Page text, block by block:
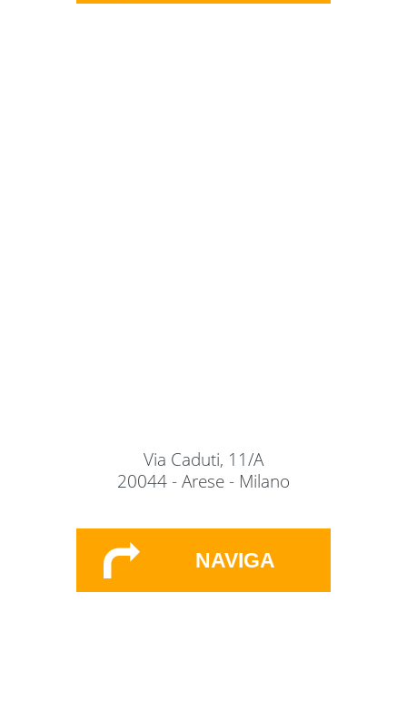
NAVIGA
Via Caduti, 11/A
20044 - Arese - Milano